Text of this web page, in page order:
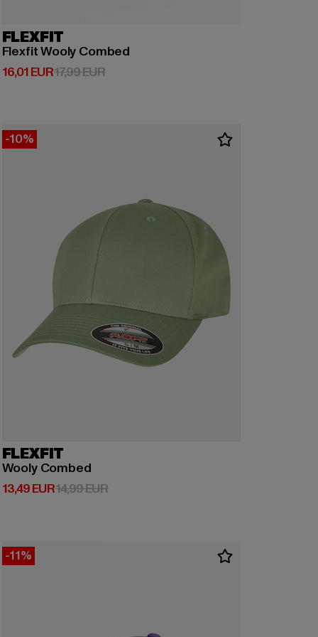
FLEXFIT
Flexfit Wooly Combed
16,01 EUR
Derzeitiger Preis: 16,01 EUR
17,99 EURAktionspreis: 17,99 EUR
-10%
FLEXFIT
Wooly Combed
13,49 EUR
Derzeitiger Preis: 13,49 EUR
14,99 EURAktionspreis: 14,99 EUR
-11%